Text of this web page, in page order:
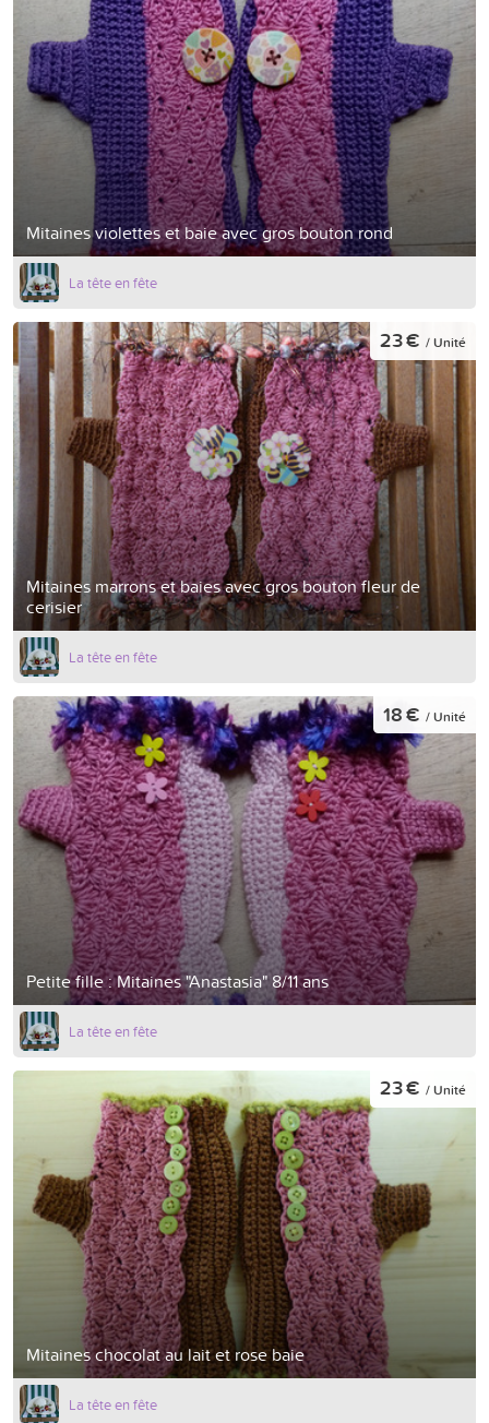
Mitaines violettes et baie avec gros bouton rond
La tête en fête
Mitaines marrons et baies avec gros bouton fleur de
cerisier
23 € / Unité
La tête en fête
Petite fille : Mitaines "Anastasia" 8/11 ans
18 € / Unité
La tête en fête
Mitaines chocolat au lait et rose baie
23 € / Unité
La tête en fête